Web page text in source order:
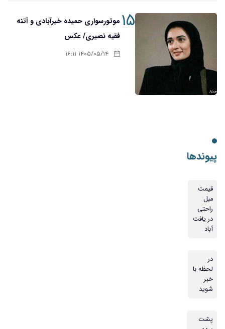
۱۵ موتورسواری حمیده خیرآبادی و آتنه
فقیه نصیری/ عکس
۱۴۰۵/۰۵/۱۴ ۱۶:۱۱